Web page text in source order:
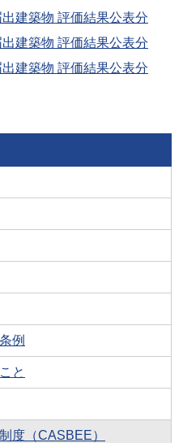
建築物 評価結果公表分
建築物 評価結果公表分
建築物 評価結果公表分
例
と
度（CASBEE）